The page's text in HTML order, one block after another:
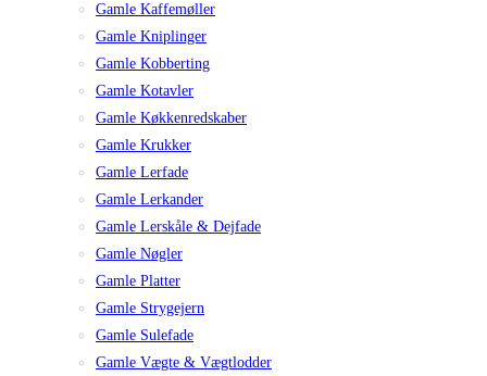
Gamle Kaffemøller
Gamle Kniplinger
Gamle Kobberting
Gamle Kotavler
Gamle Køkkenredskaber
Gamle Krukker
Gamle Lerfade
Gamle Lerkander
Gamle Lerskåle & Dejfade
Gamle Nøgler
Gamle Platter
Gamle Strygejern
Gamle Sulefade
Gamle Vægte & Vægtlodder